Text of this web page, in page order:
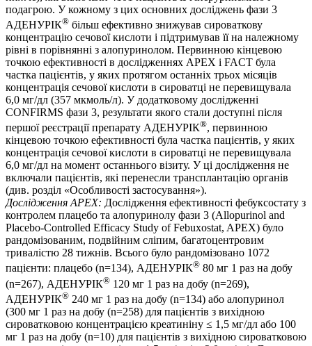
подагрою. У кожному з цих основних досліджень фази 3
АДЕНУРІК® більш ефективно знижував сироваткову
концентрацію сечової кислоти і підтримував її на належному
рівні в порівнянні з алопуринолом. Первинною кінцевою
точкою ефективності в дослідженнях APEX і FACT була
частка пацієнтів, у яких протягом останніх трьох місяців
концентрація сечової кислоти в сироватці не перевищувала
6,0 мг/дл (357 мкмоль/л). У додатковому дослідженні
CONFIRMS фази 3, результати якого стали доступні після
першої реєстрації препарату АДЕНУРІК®, первинною
кінцевою точкою ефективності була частка пацієнтів, у яких
концентрація сечової кислоти в сироватці не перевищувала
6,0 мг/дл на момент останнього візиту. У ці дослідження не
включали пацієнтів, які перенесли трансплантацію органів
(див. розділ «Особливості застосування»).
Дослідження APEX: Дослідження ефективності фебуксостату з
контролем плацебо та алопуринолу фази 3 (Allopurinol and
Placebo-Controlled Efficacy Study of Febuxostat, APEX) було
рандомізованим, подвійним сліпим, багатоцентровим
тривалістю 28 тижнів. Всього було рандомізовано 1072
пацієнти: плацебо (n=134), АДЕНУРІК® 80 мг 1 раз на добу
(n=267), АДЕНУРІК® 120 мг 1 раз на добу (n=269),
АДЕНУРІК® 240 мг 1 раз на добу (n=134) або алопуринол
(300 мг 1 раз на добу (n=258) для пацієнтів з вихідною
сироватковою концентрацією креатиніну ≤ 1,5 мг/дл або 100
мг 1 раз на добу (n=10) для пацієнтів з вихідною сироватковою